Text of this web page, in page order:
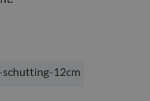
schutting-12cm